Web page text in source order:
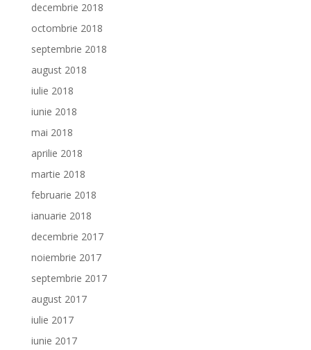
decembrie 2018
octombrie 2018
septembrie 2018
august 2018
iulie 2018
iunie 2018
mai 2018
aprilie 2018
martie 2018
februarie 2018
ianuarie 2018
decembrie 2017
noiembrie 2017
septembrie 2017
august 2017
iulie 2017
iunie 2017